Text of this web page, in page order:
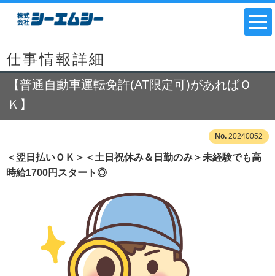
仕事情報詳細
【普通自動車運転免許(AT限定可)があればＯ
Ｋ】
20240052
＜翌日払いＯＫ＞＜土日祝休み＆日勤のみ＞未経験でも高
時給1700円スタート◎